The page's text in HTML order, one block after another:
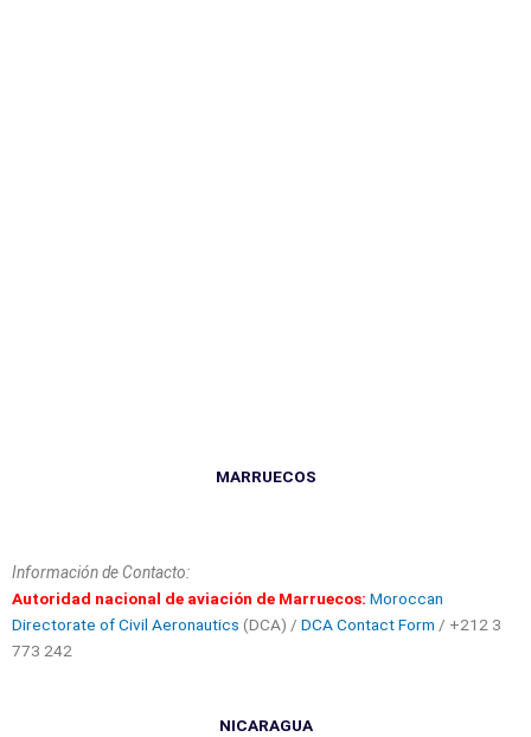
MARRUECOS
Información de Contacto:
Autoridad nacional de aviación de Marruecos: Moroccan
Directorate of Civil Aeronautics (DCA) / DCA Contact Form / +212 3
773 242
NICARAGUA